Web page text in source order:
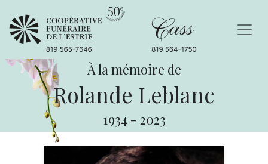
À la mémoire de
Rolande Leblanc
1934 - 2023